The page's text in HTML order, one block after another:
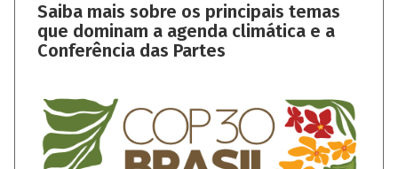
Saiba mais sobre os principais temas
que dominam a agenda climática e a
Conferência das Partes